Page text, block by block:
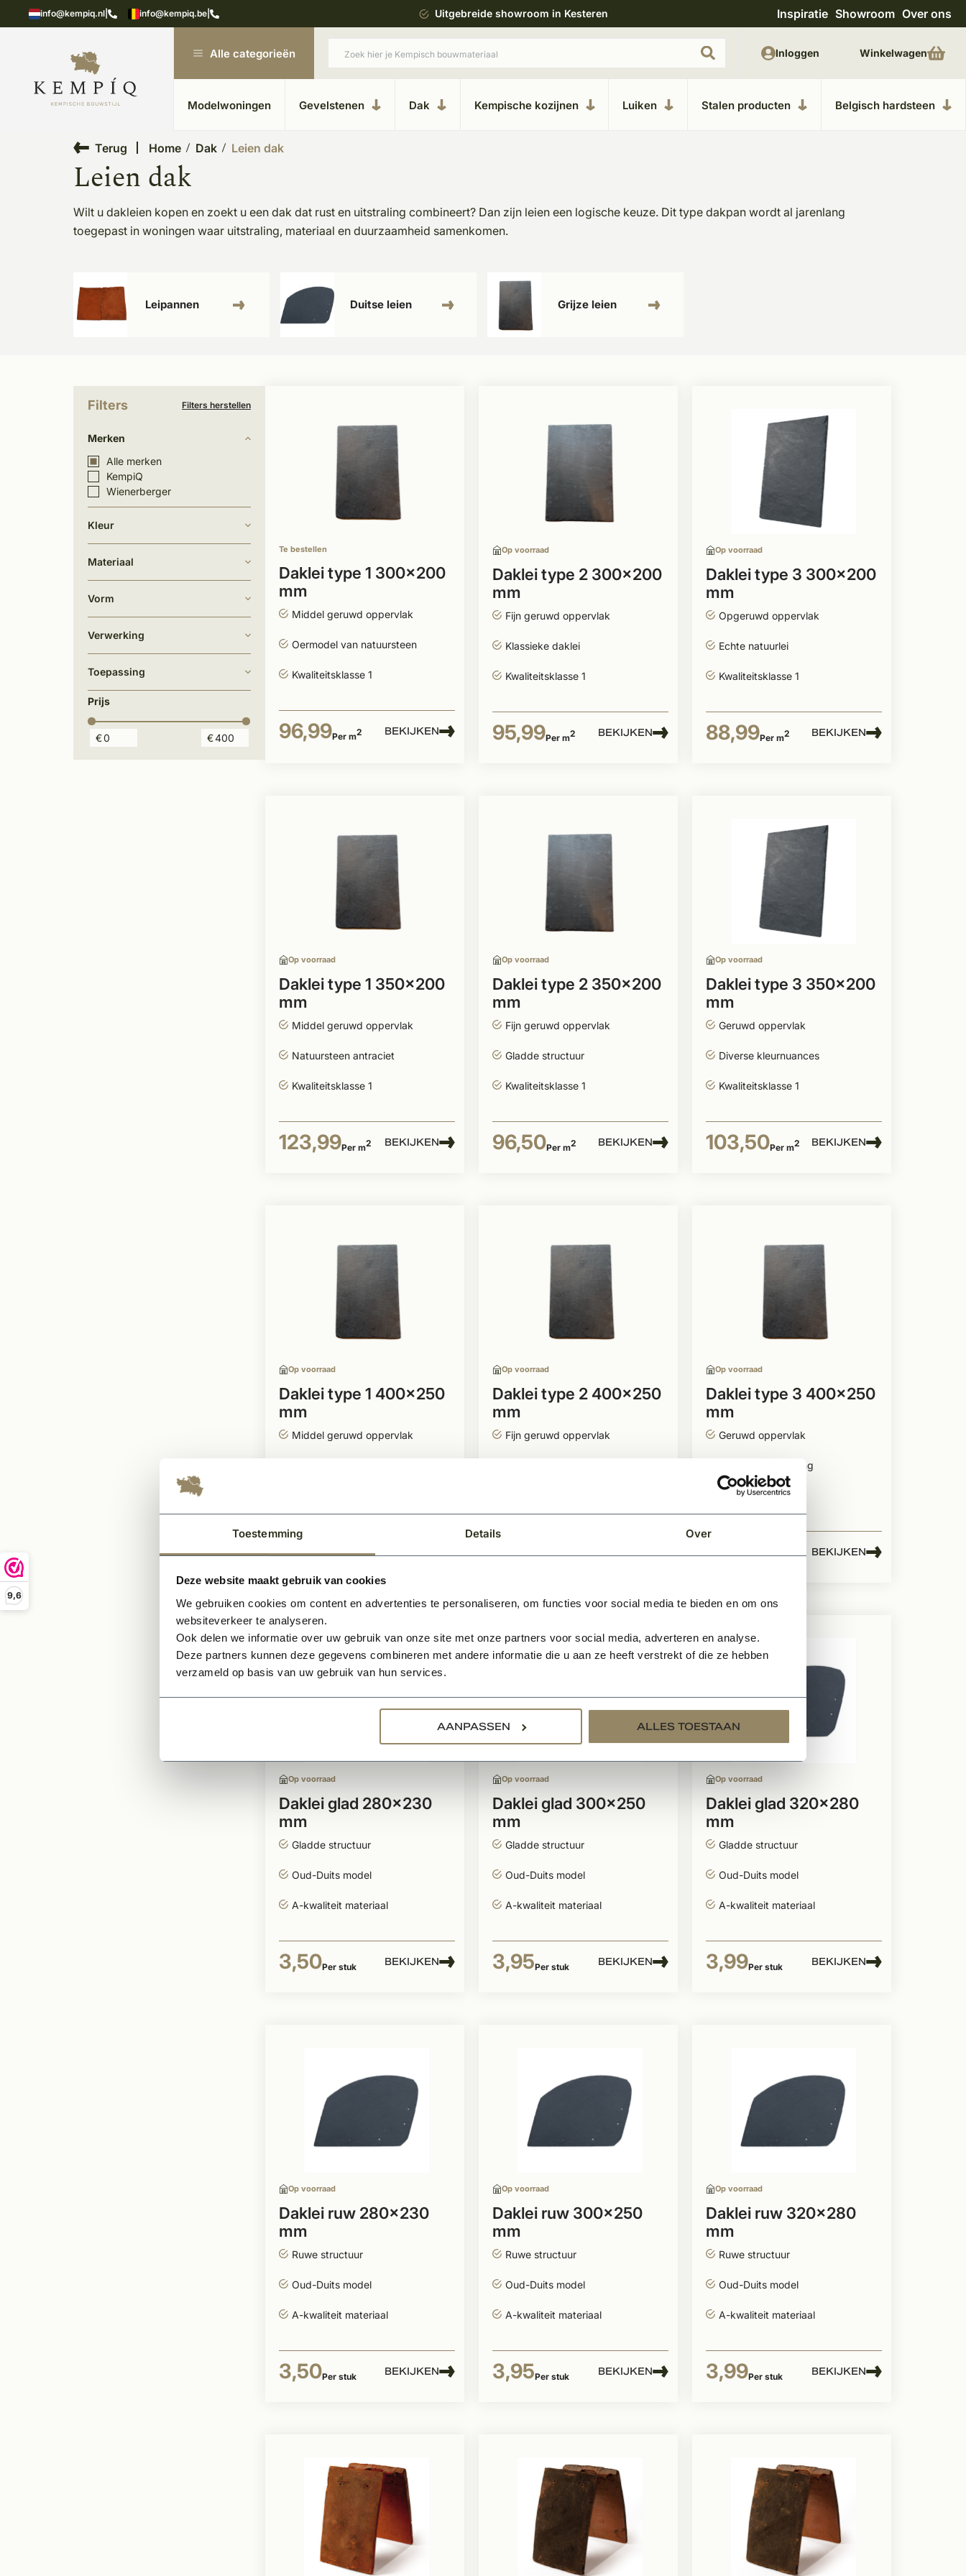
Toestemming Details Over
Deze website maakt gebruik van cookies
We gebruiken cookies om content en advertenties te personaliseren, om functies voor social media te bieden en om ons
websiteverkeer te analyseren.
Ook delen we informatie over uw gebruik van onze site met onze partners voor social media, adverteren en analyse.
Deze partners kunnen deze gegevens combineren met andere informatie die u aan ze heeft verstrekt of die ze hebben
verzameld op basis van uw gebruik van hun services.
AANPASSEN ALLES TOESTAAN
9,6
info@kempiq.nl info@kempiq.be
in kempische bouwstijl Meer dan 20 jaar ervaring Uitgebreide showroom in Kesteren Unieke materialen in kempische bouwstijl
Inspiratie Showroom Over ons
Alle categorieën
Modelwoningen Gevelstenen Dak Kempische kozijnen Luiken Stalen producten Belgisch hardsteen
Inloggen Winkelwagen
Terug Home Dak Leien dak
Leien dak
Wilt u dakleien kopen en zoekt u een dak dat rust en uitstraling combineert? Dan zijn leien een logische keuze. Dit type dakpan wordt al jarenlang
toegepast in woningen waar uitstraling, materiaal en duurzaamheid samenkomen.
Leipannen Duitse leien Grijze leien
Filters Filters herstellen
Merken
Alle merken
KempiQ
Wienerberger
Kleur
Materiaal
Vorm
Verwerking
Toepassing
Prijs
€ €
Te bestellen
Daklei type 1 300x200
mm
Middel geruwd oppervlak
Oermodel van natuursteen
Kwaliteitsklasse 1
96,99Per m2 BEKIJKEN
Op voorraad
Daklei type 2 300x200
mm
Fijn geruwd oppervlak
Klassieke daklei
Kwaliteitsklasse 1
95,99Per m2 BEKIJKEN
Op voorraad
Daklei type 3 300x200
mm
Opgeruwd oppervlak
Echte natuurlei
Kwaliteitsklasse 1
88,99Per m2 BEKIJKEN
Op voorraad
Daklei type 1 350x200
mm
Middel geruwd oppervlak
Natuursteen antraciet
Kwaliteitsklasse 1
123,99Per m2 BEKIJKEN
Op voorraad
Daklei type 2 350x200
mm
Fijn geruwd oppervlak
Gladde structuur
Kwaliteitsklasse 1
96,50Per m2 BEKIJKEN
Op voorraad
Daklei type 3 350x200
mm
Geruwd oppervlak
Diverse kleurnuances
Kwaliteitsklasse 1
103,50Per m2 BEKIJKEN
Op voorraad
Daklei type 1 400x250
mm
Middel geruwd oppervlak
116,50Per m2
Op voorraad
Daklei type 2 400x250
mm
Fijn geruwd oppervlak
108,99Per m2
Op voorraad
Daklei type 3 400x250
mm
Geruwd oppervlak
Oermodel uitstraling
Kwaliteitsklasse 1
107,50Per m2 BEKIJKEN
Op voorraad
Daklei glad 280x230
mm
Gladde structuur
Oud-Duits model
A-kwaliteit materiaal
3,50Per stuk BEKIJKEN
Op voorraad
Daklei glad 300x250
mm
Gladde structuur
Oud-Duits model
A-kwaliteit materiaal
3,95Per stuk BEKIJKEN
Op voorraad
Daklei glad 320x280
mm
Gladde structuur
Oud-Duits model
A-kwaliteit materiaal
3,99Per stuk BEKIJKEN
Op voorraad
Daklei ruw 280x230
mm
Ruwe structuur
Oud-Duits model
A-kwaliteit materiaal
3,50Per stuk BEKIJKEN
Op voorraad
Daklei ruw 300x250
mm
Ruwe structuur
Oud-Duits model
A-kwaliteit materiaal
3,95Per stuk BEKIJKEN
Op voorraad
Daklei ruw 320x280
mm
Ruwe structuur
Oud-Duits model
A-kwaliteit materiaal
3,99Per stuk BEKIJKEN